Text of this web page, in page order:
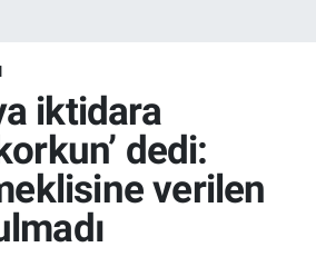
iktidara
dedi:
verilen